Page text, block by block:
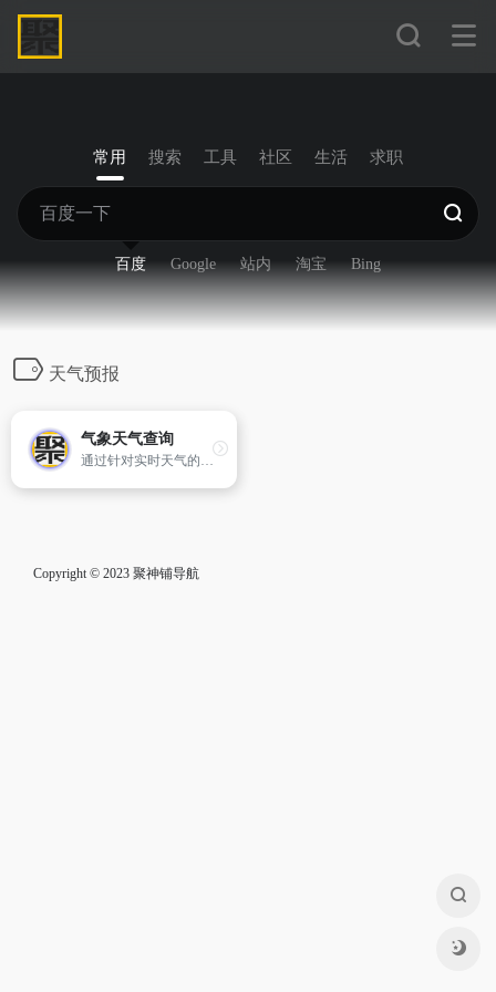
常用 搜索 工具 社区 生活 求职
百度 Google 站内 淘宝 Bing
天气预报
气象天气查询
通过针对实时天气的分析，让用户针对天气情况了解如直掌，而且还可以第一时间了解各种预警通知。 采用权威数据源授权信息，为您提供24小时天气及温度预报、15天天气预报。 气象图温度和露点、风速和阵风、压力、降水量、高度云量、云量 ，且风比较同时比较天气模型 更加直观地显示风、温度、湿度、降雨等多种信息，让用户随时获取全球气象状况，方便又实用。
Copyright © 2023 聚神铺导航